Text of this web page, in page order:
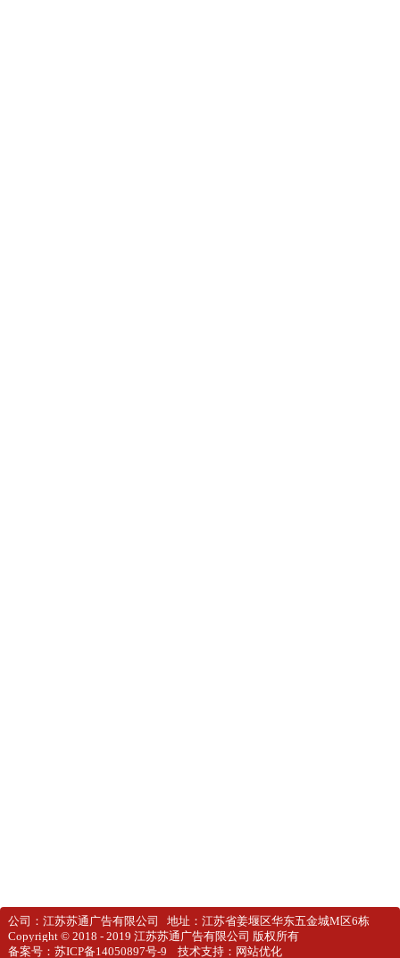
公司：江苏苏通广告有限公司 地址：江苏省姜堰区华东五金城M区6栋
Copyright © 2018 - 2019 江苏苏通广告有限公司 版权所有
备案号：苏ICP备14050897号-9 技术支持： 网站优化